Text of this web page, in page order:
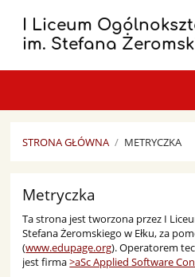
I Liceum
im. Stefana
STRONA GŁÓWNA / METRYCZKA
Metryczka
Ta strona jest tworzona przez I
Stefana Żeromskiego w Ełku, za
(www.edupage.org). Operatorem
jest firma>aSc Applied Software